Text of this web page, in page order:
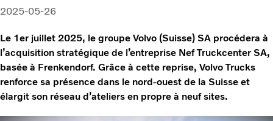
2025-05-26
Le 1er juillet 2025, le groupe Volvo (Suisse) SA procédera à
l’acquisition stratégique de l’entreprise Nef Truckcenter SA,
basée à Frenkendorf. Grâce à cette reprise, Volvo Trucks
renforce sa présence dans le nord-ouest de la Suisse et
élargit son réseau d’ateliers en propre à neuf sites.